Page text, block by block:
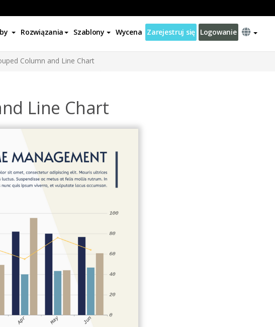
Rozwiązania Szablony Wycena Zarejestruj się Logowanie
Column and Line Chart
Line Chart